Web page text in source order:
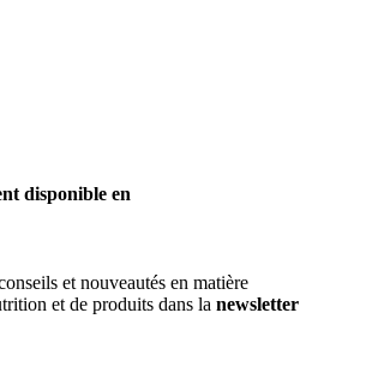
disponible en
et nouveautés en matière
et de produits dans la newsletter